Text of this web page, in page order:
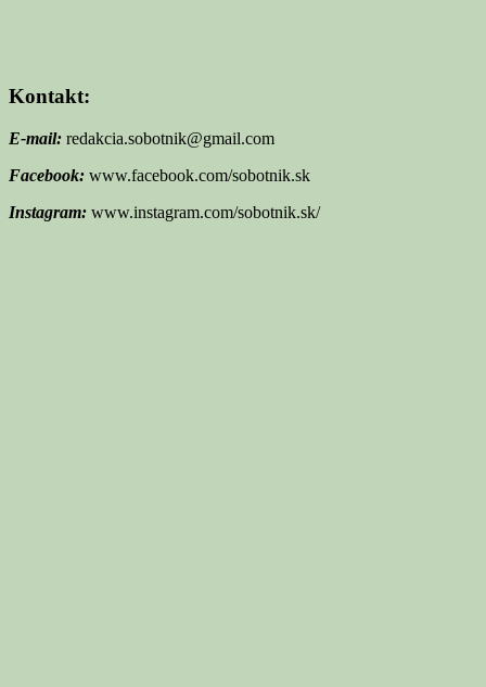
Kontakt:
E-mail: redakcia.sobotnik@gmail.com
Facebook: www.facebook.com/sobotnik.sk
Instagram: www.instagram.com/sobotnik.sk/